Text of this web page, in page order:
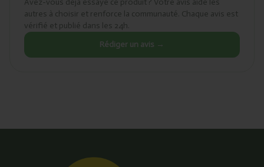
autres à choisir et renforce la communauté. Chaque avis est
vérifié et publié dans les 24h.
Rédiger un avis →